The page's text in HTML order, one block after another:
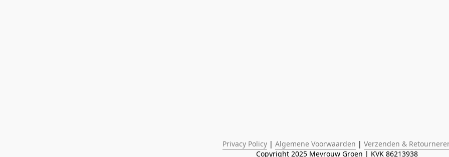
Privacy Policy | Algemene Voorwaarden | Verzenden &
Copyright 2025 Mevrouw Groen | KVK 86213938